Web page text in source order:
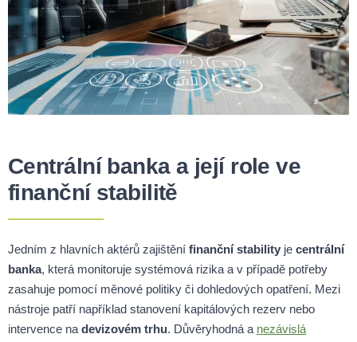
Centrální banka a její role ve
finanční stabilitě
Jedním z hlavních aktérů zajištění finanční stability je centrální
banka, která monitoruje systémová rizika a v případě potřeby
zasahuje pomocí měnové politiky či dohledových opatření. Mezi
nástroje patří například stanovení kapitálových rezerv nebo
intervence na devizovém trhu. Důvěryhodná a nezávislá